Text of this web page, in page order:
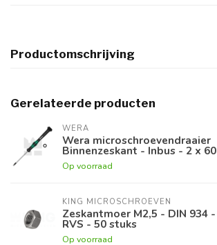
Productomschrijving
Gerelateerde producten
WERA
Wera microschroevendraaier
Binnenzeskant - Inbus - 2 x 60
Op voorraad
KING MICROSCHROEVEN
Zeskantmoer M2,5 - DIN 934 -
RVS - 50 stuks
Op voorraad